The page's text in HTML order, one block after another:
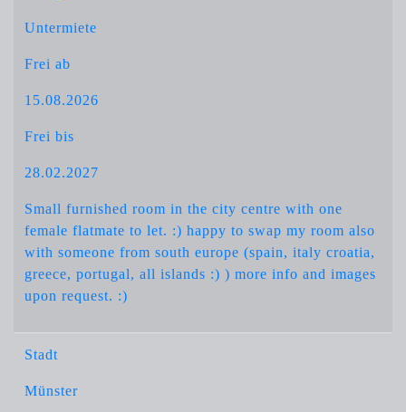
Untermiete
Frei ab
15.08.2026
Frei bis
28.02.2027
Small furnished room in the city centre with one
female flatmate to let. :) happy to swap my room also
with someone from south europe (spain, italy croatia,
greece, portugal, all islands :) ) more info and images
upon request. :)
Stadt
Münster